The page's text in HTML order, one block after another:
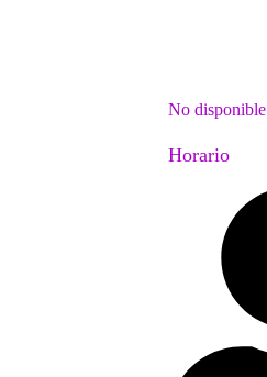
No disponible
Horario